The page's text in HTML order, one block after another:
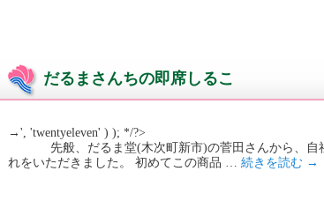
だるまさんちの即席しるこ
→', 'twentyeleven' ) ); */?>
先般、だるま堂(木次町新市)の菅田さんから、自社
れをいただきました。 初めてこの商品 … 続きを読む →